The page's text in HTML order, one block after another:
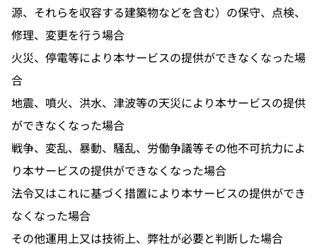
源、それらを収容する建築物などを含む）の保守、点検、
修理、変更を行う場合
火災、停電等により本サービスの提供ができなくなった場
合
地震、噴火、洪水、津波等の天災により本サービスの提供
ができなくなった場合
戦争、変乱、暴動、騒乱、労働争議等その他不可抗力によ
り本サービスの提供ができなくなった場合
法令又はこれに基づく措置により本サービスの提供ができ
なくなった場合
その他運用上又は技術上、弊社が必要と判断した場合